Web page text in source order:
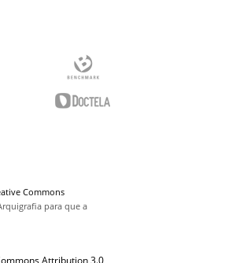
Commons
para que a
Attribution 3.0